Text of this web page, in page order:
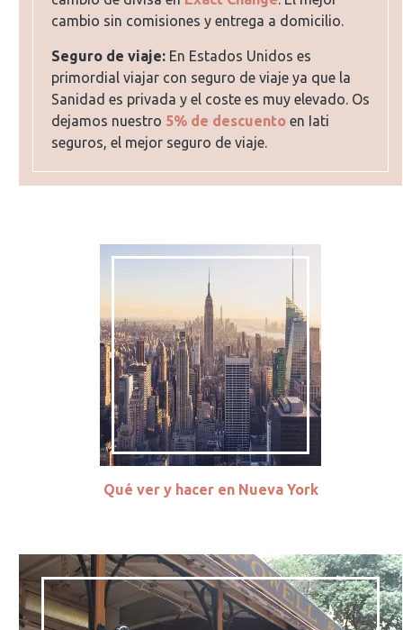
cambio sin comisiones y entrega a domicilio.
Seguro de viaje: En Estados Unidos es
primordial viajar con seguro de viaje ya que la
Sanidad es privada y el coste es muy elevado. Os
dejamos nuestro 5% de descuento en Iati
seguros, el mejor seguro de viaje.
Qué ver y hacer en Nueva York